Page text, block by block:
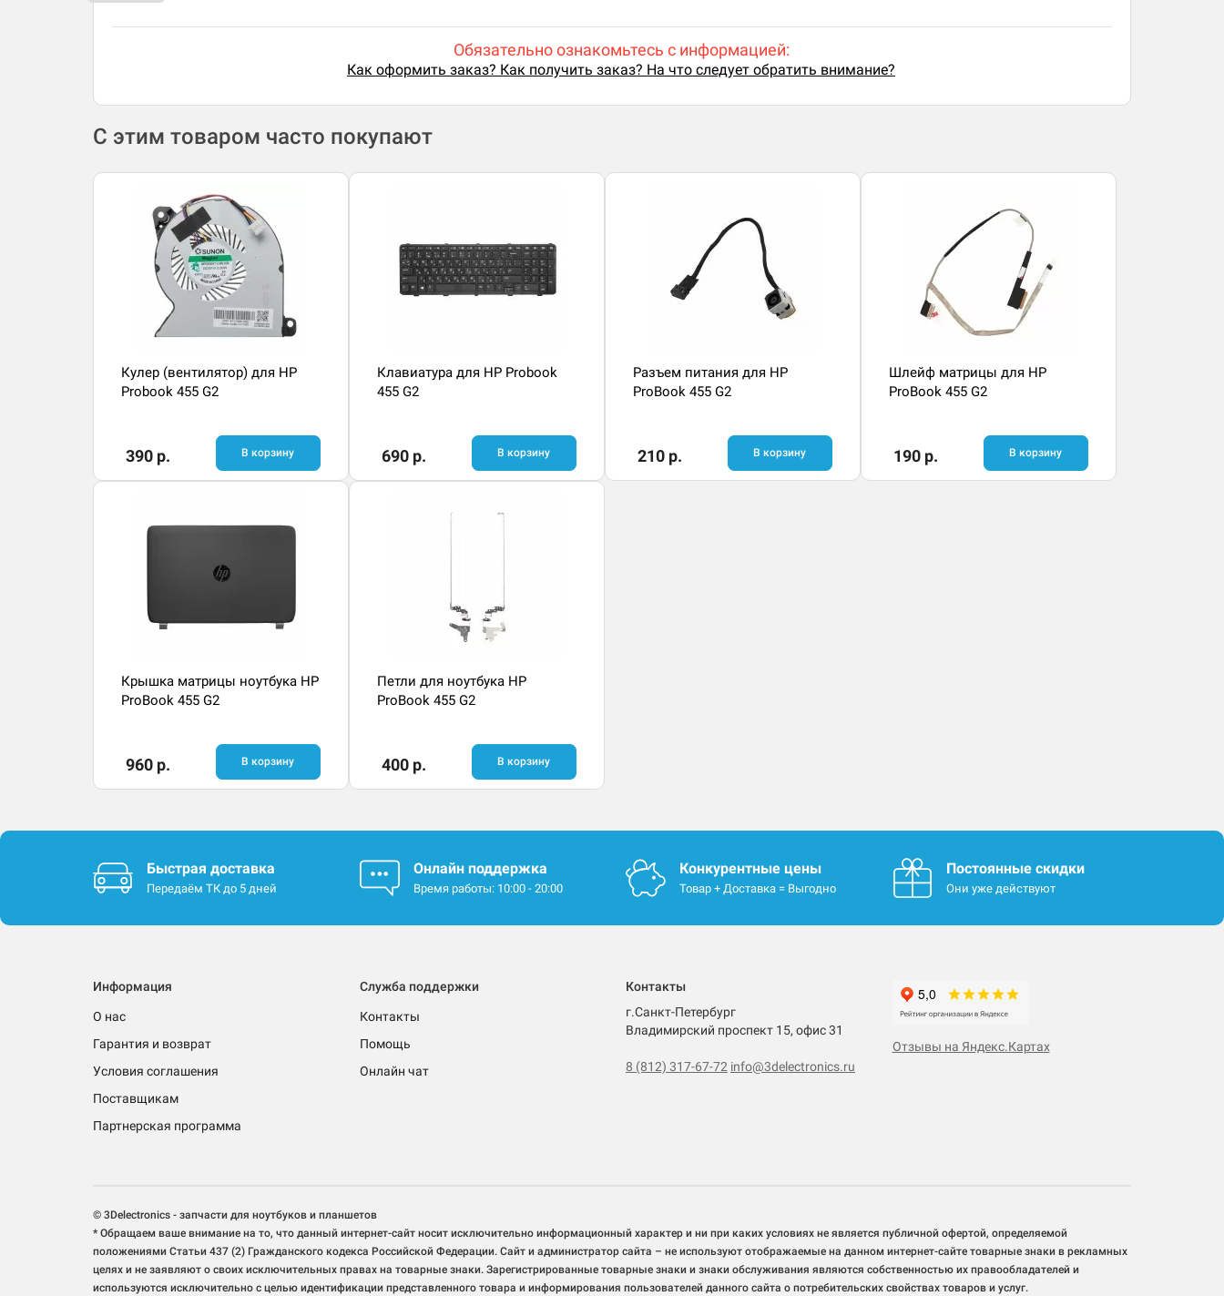
Обязательно ознакомьтесь с информацией:
Как оформить заказ? Как получить заказ? На что следует обратить внимание?
С этим товаром часто покупают
Кулер (вентилятор) для HP
Probook 455 G2
390 р. В корзину
Клавиатура для HP Probook
455 G2
690 р. В корзину
Разъем питания для HP
ProBook 455 G2
210 р. В корзину
Шлейф матрицы для HP
ProBook 455 G2
190 р. В корзину
Крышка матрицы ноутбука HP
ProBook 455 G2
960 р. В корзину
Петли для ноутбука HP
ProBook 455 G2
400 р. В корзину
Быстрая доставка
Передаём ТК до 5 дней
Онлайн поддержка
Время работы: 10:00 - 20:00
Конкурентные цены
Товар + Доставка = Выгодно
Постоянные скидки
Они уже действуют
Информация
О нас
Гарантия и возврат
Условия соглашения
Поставщикам
Партнерская программа
Служба поддержки
Контакты
Помощь
Онлайн чат
Контакты
г.Санкт-Петербург
Владимирский проспект 15, офис 31
8 (812) 317-67-72 info@3delectronics.ru
Отзывы на Яндекс.Картах
© 3Delectronics - запчасти для ноутбуков и планшетов
* Обращаем ваше внимание на то, что данный интернет-сайт носит исключительно информационный характер и ни при каких условиях не является публичной офертой, определяемой
положениями Статьи 437 (2) Гражданского кодекса Российской Федерации. Сайт и администратор сайта – не используют отображаемые на данном интернет-сайте товарные знаки в рекламных
целях и не заявляют о своих исключительных правах на товарные знаки. Зарегистрированные товарные знаки и знаки обслуживания являются собственностью их правообладателей и
используются исключительно с целью идентификации представленного товара и информирования пользователей данного сайта о потребительских свойствах товаров и услуг.